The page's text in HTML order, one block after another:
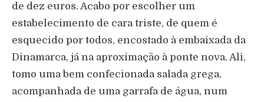
de dez euros. Acabo por escolher um
estabelecimento de cara triste, de quem é
esquecido por todos, encostado à embaixada da
Dinamarca, já na aproximação à ponte nova. Ali,
tomo uma bem confecionada salada grega,
acompanhada de uma garrafa de água, num